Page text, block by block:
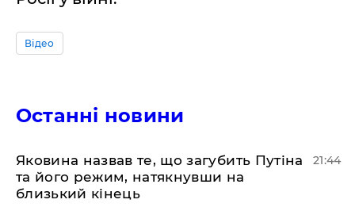
Відео
Останні новини
Яковина назвав те, що загубить Путіна
та його режим, натякнувши на
близький кінець
21:44